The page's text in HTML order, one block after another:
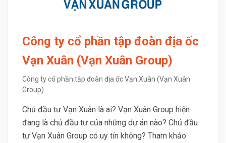
Công ty cổ phần tập đoàn địa ốc
Vạn Xuân (Vạn Xuân Group)
Công ty cổ phần tập đoàn địa ốc Vạn Xuân (Vạn Xuân
Group)
Chủ đầu tư Vạn Xuân là ai? Vạn Xuân Group hiện
đang là chủ đầu tư của những dự án nào? Chủ đầu
tư Vạn Xuân Group có uy tín không? Tham khảo